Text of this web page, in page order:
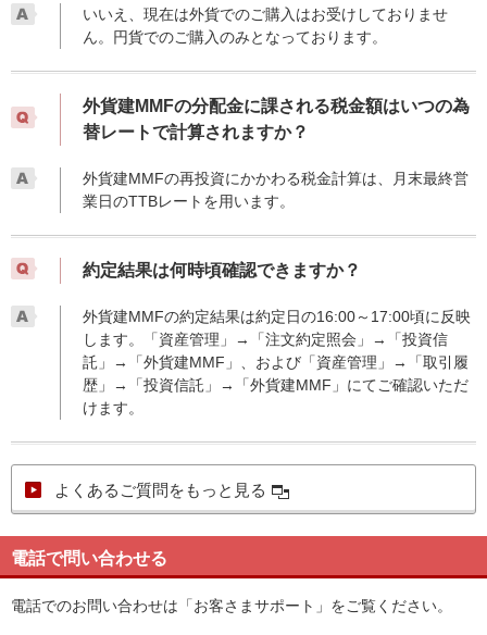
いいえ、現在は外貨でのご購入はお受けしておりませ
ん。円貨でのご購入のみとなっております。
外貨建MMFの分配金に課される税金額はいつの為
替レートで計算されますか？
外貨建MMFの再投資にかかわる税金計算は、月末最終営
業日のTTBレートを用います。
約定結果は何時頃確認できますか？
外貨建MMFの約定結果は約定日の16:00～17:00頃に反映
します。「資産管理」→「注文約定照会」→「投資信
託」→「外貨建MMF」、および「資産管理」→「取引履
歴」→「投資信託」→「外貨建MMF」にてご確認いただ
けます。
よくあるご質問をもっと見る
電話で問い合わせる
電話でのお問い合わせは「お客さまサポート」をご覧ください。